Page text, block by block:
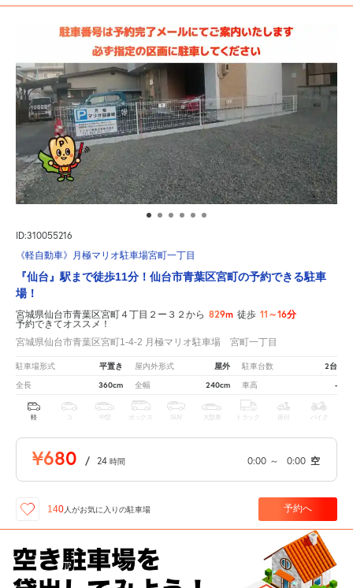
ID:310055216
《軽自動車》月極マリオ駐車場宮町一丁目
『仙台』駅まで徒歩11分！仙台市青葉区宮町の予約できる駐車
場！
宮城県仙台市青葉区宮町４丁目２ー３２から 829m 徒歩 11～16分
予約できてオススメ！
宮城県仙台市青葉区宮町1-4-2 月極マリオ駐車場 宮町一丁目
駐車場形式 平置き 屋内外形式 屋外 駐車台数 2台
全長 360cm 全幅 240cm 車高 -
軽 中型 ボックス SUV 大型車 トラック 原付 バイク
¥680 / 24 時間 0:00 ～ 0:00 空
140 人がお気に入りの駐車場 予約へ